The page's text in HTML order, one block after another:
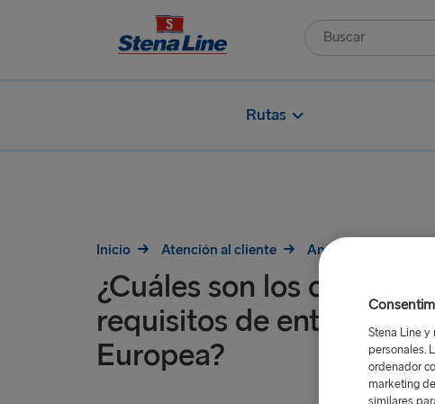
Rutas
Inicio Atención al cliente Antes del viaje
¿Cuáles son los cambios
requisitos de entrada a
Europea?
Stena Line y
personales.
ordenador
marketing